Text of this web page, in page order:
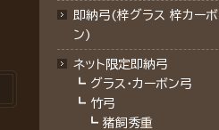
即納弓(梓グラス 梓カーボ
ン)
ネット限定即納弓
┗ グラス・カーボン弓
┗ 竹弓
┗ 猪飼秀重